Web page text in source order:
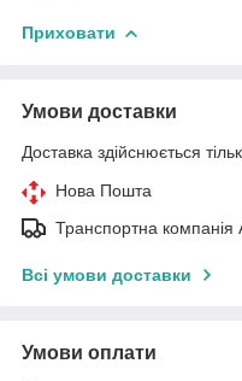
Приховати
Умови доставки
Доставка здійснюється
Нова Пошта
Транспортна компанія
Всі умови доставки
Умови оплати